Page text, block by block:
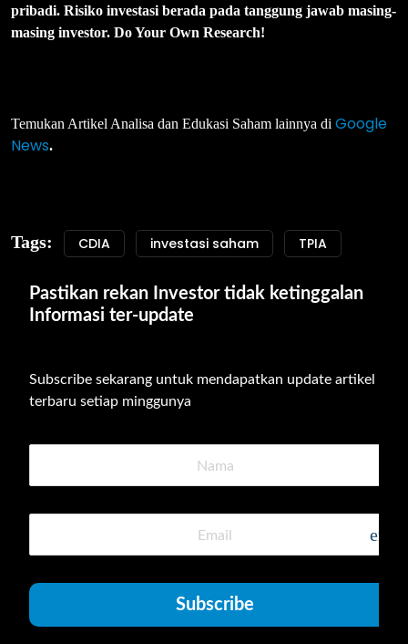
pribadi. Risiko investasi berada pada tanggung jawab masing-
masing investor. Do Your Own Research!
Temukan Artikel Analisa dan Edukasi Saham lainnya di Google
News.
Tags: CDIA investasi saham TPIA
Pastikan rekan Investor tidak ketinggalan
Informasi ter-update
Subscribe sekarang untuk mendapatkan update artikel
terbaru setiap minggunya
Subscribe